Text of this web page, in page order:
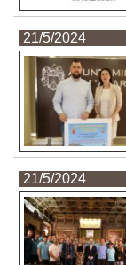
21/5/2024
21/5/2024